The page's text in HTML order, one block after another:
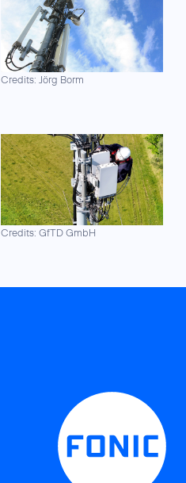
Credits: Jörg Borm
Credits: GfTD GmbH